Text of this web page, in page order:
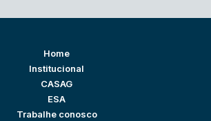
Home
Institucional
CASAG
ESA
Trabalhe conosco